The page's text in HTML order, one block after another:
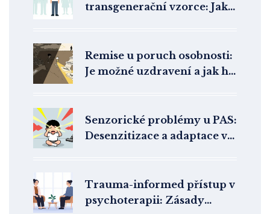
transgenerační vzorce: Jak
Remise u poruch osobnosti:
Je možné uzdravení a jak ho
Senzorické problémy u PAS:
Desenzitizace a adaptace v
Trauma-informed přístup v
psychoterapii: Zásady